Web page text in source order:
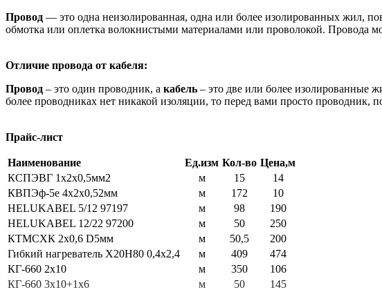
Провод — это одна неизолированная, одна или более изолированных жил,
обмотка или оплетка волокнистыми материалами или проволокой. Провода
Отличие провода от кабеля:
Провод – это один проводник, а кабель – это две или более изолированные
более проводниках нет никакой изоляции, то перед вами просто проводник,
Прайс-лист
Наименование Ед.изм Кол-во Цена,м
КСПЭВГ 1х2х0,5мм2
м 15
14
КВПЭф-5е 4х2х0,52мм
м 172
10
HELUKABEL 5/12 97197
м 98
190
HELUKABEL 12/22 97200
м 50
250
КТМСХК 2х0,6 D5мм
м 50,5
200
Гибкий нагреватель Х20Н80 0,4х2,4
м 409
474
КГ-660 2х10
м 350
106
КГ-660 3х10+1х6
м 50
145